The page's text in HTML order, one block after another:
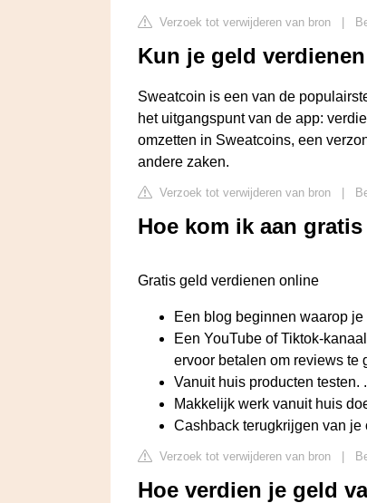
Verzoek tot verwijderen van bron
Kun je geld
Sweatcoin is een van de
het uitgangspunt van de app:
omzetten in Sweatcoins, een
andere zaken.
Verzoek tot verwijderen van bron
Hoe kom ik aan
Gratis geld verdienen online
Een blog beginnen waarop
Een YouTube of Tiktok-
ervoor betalen om reviews te
Vanuit huis producten testen.
Makkelijk werk vanuit huis
Cashback terugkrijgen van je
Verzoek tot verwijderen van bron
Hoe verdien je geld